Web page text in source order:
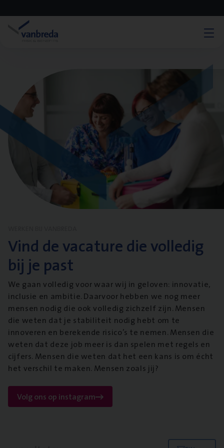
Vind de vacature die volledig
bij je past
We gaan volledig voor waar wij in geloven: innovatie,
inclusie en ambitie. Daarvoor hebben we nog meer
mensen nodig die ook volledig zichzelf zijn. Mensen
die weten dat je stabiliteit nodig hebt om te
innoveren en berekende risico’s te nemen. Mensen die
weten dat deze job meer is dan spelen met regels en
cijfers. Mensen die weten dat het een kans is om écht
het verschil te maken. Mensen zoals jij?
Volg ons op instagram